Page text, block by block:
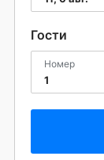
Гости
1
номер